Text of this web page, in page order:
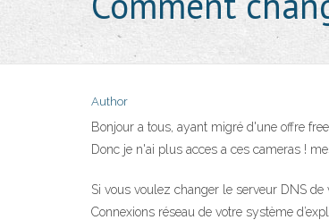
Author
Bonjour a tous, ayant migré d'une offre
Donc je n'ai plus acces a ces cameras !
Si vous voulez changer le serveur DNS
Connexions réseau de votre système